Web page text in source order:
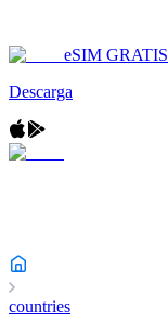
eSIM GRATIS
Descarga
countries